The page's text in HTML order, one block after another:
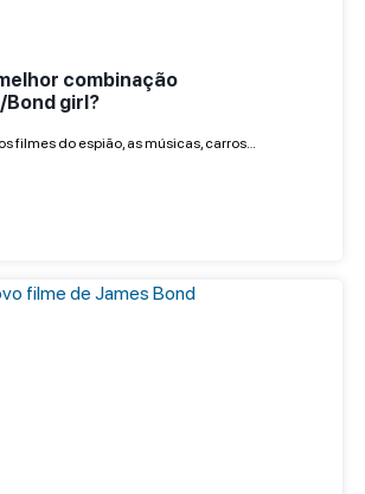
combinação
girl?
filmes do espião, as músicas, carros…